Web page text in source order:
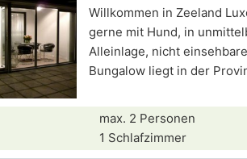
Willkommen in Zeeland
gerne mit Hund, in
Alleinlage, nicht
Bungalow liegt in der
max. 2 Personen
1 Schlafzimmer